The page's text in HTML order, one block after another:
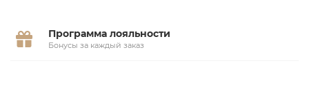
Программа лояльности
Бонусы за каждый заказ